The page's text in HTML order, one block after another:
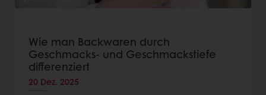
Wie man Backwaren durch
Geschmacks- und Geschmackstiefe
differenziert
20 Dez. 2025